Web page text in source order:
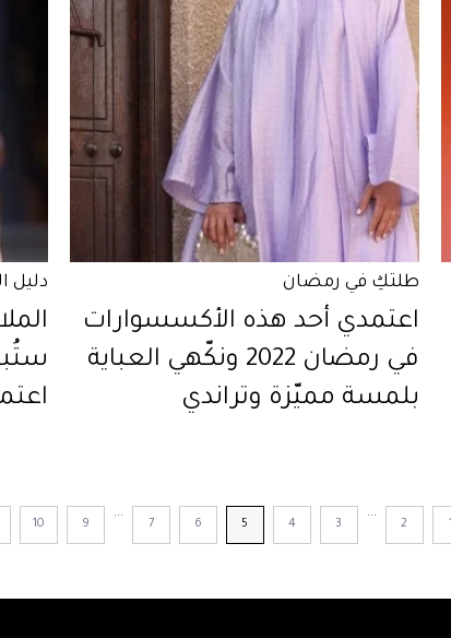
طلتكِ في رمضان
اعتمدي أحد هذه الأكسسوارات
في رمضان 2022 ونكّهي العباية
بلمسة مميّزة وتراندي
دليل
1
2
...
3
4
5
6
7
...
9
10